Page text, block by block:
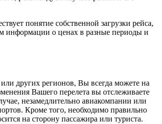
понятие собственной загрузки рейса,
информации о ценах в разные периоды и
других регионов, Вы всегда можете на
Вашего перелета вы отслеживаете
незамедлительно авиакомпании или
Кроме того, необходимо правильно
на сторону пассажира или туриста.